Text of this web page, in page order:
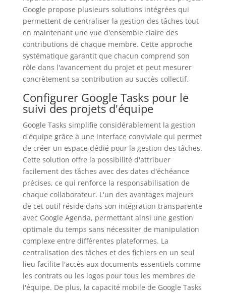
Google propose plusieurs solutions intégrées qui
permettent de centraliser la gestion des tâches tout
en maintenant une vue d'ensemble claire des
contributions de chaque membre. Cette approche
systématique garantit que chacun comprend son
rôle dans l'avancement du projet et peut mesurer
concrètement sa contribution au succès collectif.
Configurer Google Tasks pour le
suivi des projets d'équipe
Google Tasks simplifie considérablement la gestion
d'équipe grâce à une interface conviviale qui permet
de créer un espace dédié pour la gestion des tâches.
Cette solution offre la possibilité d'attribuer
facilement des tâches avec des dates d'échéance
précises, ce qui renforce la responsabilisation de
chaque collaborateur. L'un des avantages majeurs
de cet outil réside dans son intégration transparente
avec Google Agenda, permettant ainsi une gestion
optimale du temps sans nécessiter de manipulation
complexe entre différentes plateformes. La
centralisation des tâches et des fichiers en un seul
lieu facilite l'accès aux documents essentiels comme
les contrats ou les logos pour tous les membres de
l'équipe. De plus, la capacité mobile de Google Tasks